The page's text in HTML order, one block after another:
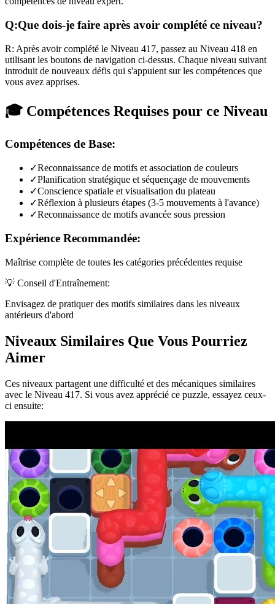
Q:Que dois-je faire après avoir complété ce niveau?
R: Après avoir complété le Niveau 417, passez au Niveau 418 en
utilisant les boutons de navigation ci-dessus. Chaque niveau suivant
introduit de nouveaux défis qui s'appuient sur les compétences que
vous avez apprises.
🎓 Compétences Requises pour ce Niveau
Compétences de Base:
✓Reconnaissance de motifs et association de couleurs
✓Planification stratégique et séquençage de mouvements
✓Conscience spatiale et visualisation du plateau
✓Réflexion à plusieurs étapes (3-5 mouvements à l'avance)
✓Reconnaissance de motifs avancée sous pression
Expérience Recommandée:
Maîtrise complète de toutes les catégories précédentes requise
💡 Conseil d'Entraînement:
Envisagez de pratiquer des motifs similaires dans les niveaux
antérieurs d'abord
Niveaux Similaires Que Vous Pourriez
Aimer
Ces niveaux partagent une difficulté et des mécaniques similaires
avec le Niveau 417. Si vous avez apprécié ce puzzle, essayez ceux-
ci ensuite: